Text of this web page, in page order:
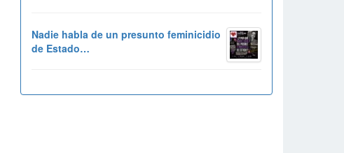
Nadie habla de un presunto feminicidio
de Estado…